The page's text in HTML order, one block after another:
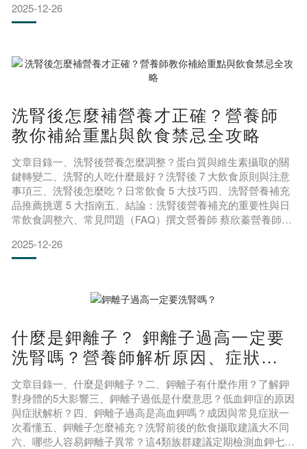
是吃愈少愈好唷！慢性腎臟病對蛋白質的需求會依腎臟病分
期、是否透析、年齡、疾病狀況等各種因素不同而有所不同。
吃對，避
2025-12-26
洗腎後怎麼補營養才正確？營養師
教你補給重點與飲食禁忌全攻略
文章目錄一、洗腎後營養怎麼調整？蛋白質與維生素攝取的關
鍵轉變二、洗腎的人吃什麼最好？洗腎後 7 大飲食原則與注意
事項三、洗腎後怎麼吃？日常飲食 5 大技巧四、洗腎營養補充
品推薦挑選 5 大指南五、結論：洗腎後營養補充的重要性與日
常飲食調整六、常見問題（FAQ）撰文營養師 蔡欣蓁營養師無
需求會與洗腎前完全不同，導致許多腎友們在飲食上經常感到
困惑，洗腎後應該怎麼補充營養呢？快跟著專業營養師了解洗
2025-12-26
什麼是鉀離子？ 鉀離子過高一定要
洗腎嗎？營養師解析原因、症狀及
飲食注意事項
文章目錄一、什麼是鉀離子？二、鉀離子有什麼作用？了解鉀
對身體的5大影響三、鉀離子過低是什麼意思？低血鉀症的原因
與症狀解析？四、鉀離子過高是高血鉀嗎？成因與常見症狀一
次看懂五、鉀離子怎麼補充？洗腎前後的飲食攝取建議大不同
六、哪些人容易鉀離子異常？這4類族群建議定期檢測血鉀七、